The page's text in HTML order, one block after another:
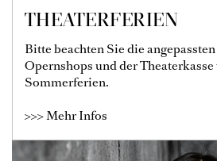
Zum Footer springen
THEATERFERIEN
Bitte beachten Sie die
Opernshops und der
Sommerferien.
>>> Mehr Infos